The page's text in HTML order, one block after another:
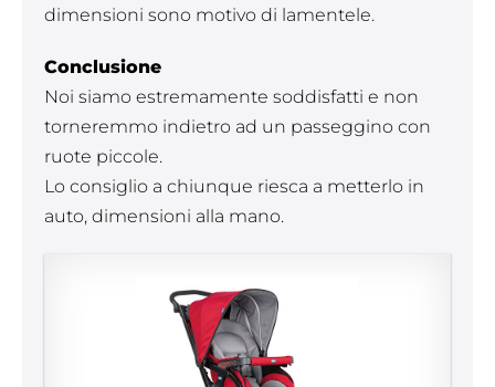
dimensioni sono motivo di lamentele.
Conclusione
Noi siamo estremamente soddisfatti e non
torneremmo indietro ad un passeggino con
ruote piccole.
Lo consiglio a chiunque riesca a metterlo in
auto, dimensioni alla mano.